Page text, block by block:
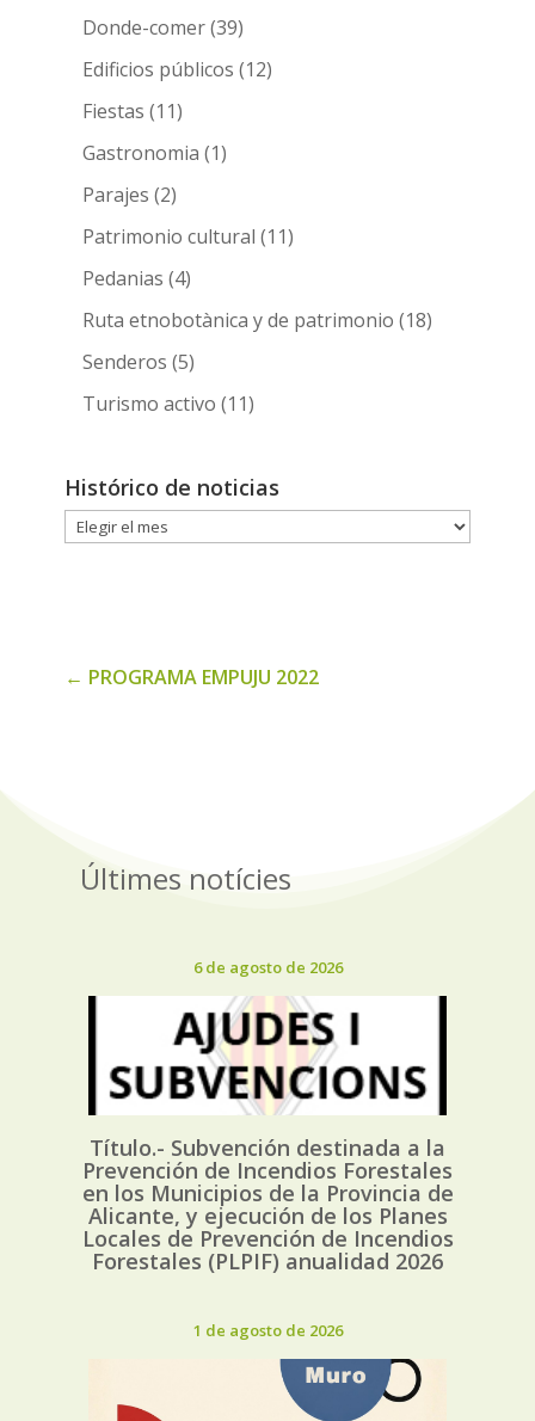
Donde-comer(39)
Edificios públicos (12)
Fiestas (11)
Gastronomia (1)
Parajes (2)
Patrimonio cultural (11)
Pedanias (4)
Ruta etnobotànica y de patrimonio (18)
Senderos (5)
Turismo activo (11)
Histórico de noticias
Histórico
← PROGRAMA EMPUJU 2022
Últimes notícies
6 de agosto de 2026
Título.- Subvención destinada a la
Prevención de Incendios Forestales
en los Municipios de la Provincia de
Alicante, y ejecución de los Planes
Locales de Prevención de Incendios
Forestales (PLPIF) anualidad 2026
1 de agosto de 2026